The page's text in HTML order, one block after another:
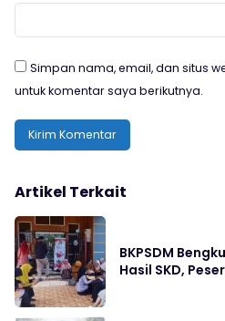
Simpan nama, email, dan situs
untuk komentar saya berikutnya.
Artikel Terkait
BKPSDM
Hasil SKD,